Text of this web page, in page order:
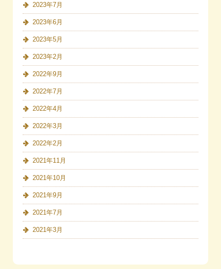
2023年7月
2023年6月
2023年5月
2023年2月
2022年9月
2022年7月
2022年4月
2022年3月
2022年2月
2021年11月
2021年10月
2021年9月
2021年7月
2021年3月